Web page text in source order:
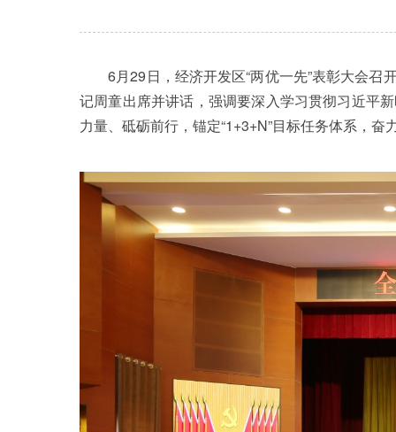
6月29日，经济开发区“两优一先”表彰大会召
记周童出席并讲话，强调要深入学习贯彻习近平
力量、砥砺前行，锚定“1+3+N”目标任务体系，